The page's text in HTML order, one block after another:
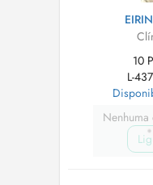
10
L-